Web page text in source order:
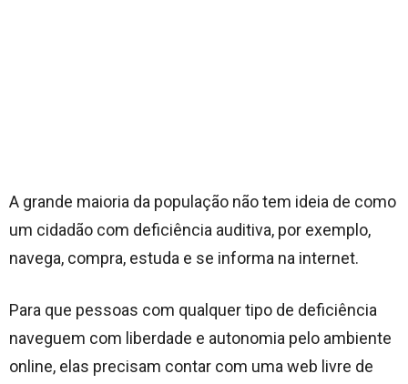
A grande maioria da população não tem ideia de como
um cidadão com deficiência auditiva, por exemplo,
navega, compra, estuda e se informa na internet.
Para que pessoas com qualquer tipo de deficiência
naveguem com liberdade e autonomia pelo ambiente
online, elas precisam contar com uma web livre de